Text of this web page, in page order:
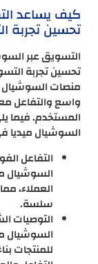
كيف يساعد
تحسين تجربة
التسويق عبر
تحسين تجربة
منصات السوشيال
واسع والتفاعل
المستخدم. فيما
السوشيال ميديا
التفاعل
السوشيال
العملاء،
سلسة.
التوصيات
السوشيال
للمنتجات